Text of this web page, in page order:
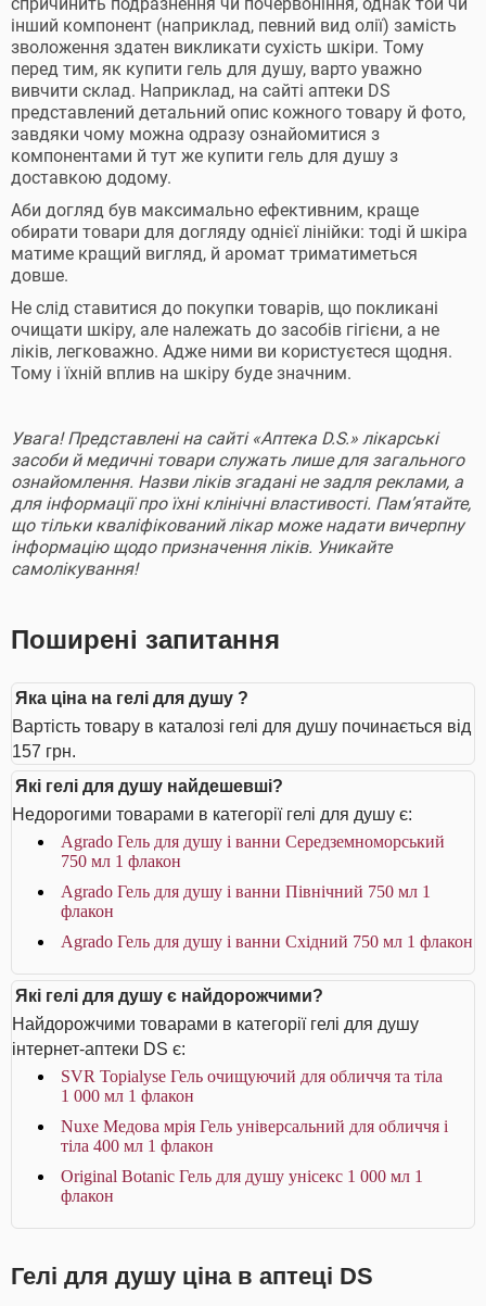
інший компонент (наприклад, певний вид олії) замість
зволоження здатен викликати сухість шкіри. Тому
перед тим, як купити гель для душу, варто уважно
вивчити склад. Наприклад, на сайті аптеки DS
представлений детальний опис кожного товару й фото,
завдяки чому можна одразу ознайомитися з
компонентами й тут же купити гель для душу з
доставкою додому.
Аби догляд був максимально ефективним, краще
обирати товари для догляду однієї лінійки: тоді й шкіра
матиме кращий вигляд, й аромат триматиметься
довше.
Не слід ставитися до покупки товарів, що покликані
очищати шкіру, але належать до засобів гігієни, а не
ліків, легковажно. Адже ними ви користуєтеся щодня.
Тому і їхній вплив на шкіру буде значним.
Увага! Представлені на сайті «Аптека D.S.» лікарські
засоби й медичні товари служать лише для загального
ознайомлення. Назви ліків згадані не задля реклами, а
для інформації про їхні клінічні властивості. Пам’ятайте,
що тільки кваліфікований лікар може надати вичерпну
інформацію щодо призначення ліків. Уникайте
самолікування!
Поширені запитання
Яка ціна на гелі для душу ?
Вартість товару в каталозі гелі для душу починається від
157 грн.
Які гелі для душу найдешевші?
Недорогими товарами в категорії гелі для душу є:
Agrado Гель для душу і ванни Середземноморський
750 мл 1 флакон
Agrado Гель для душу і ванни Північний 750 мл 1
флакон
Agrado Гель для душу і ванни Східний 750 мл 1 флакон
Які гелі для душу є найдорожчими?
Найдорожчими товарами в категорії гелі для душу
інтернет-аптеки DS є:
SVR Topialyse Гель очищуючий для обличчя та тіла
1 000 мл 1 флакон
Nuxe Медова мрія Гель універсальний для обличчя і
тіла 400 мл 1 флакон
Original Botanic Гель для душу унісекс 1 000 мл 1
флакон
Гелі для душу ціна в аптеці DS